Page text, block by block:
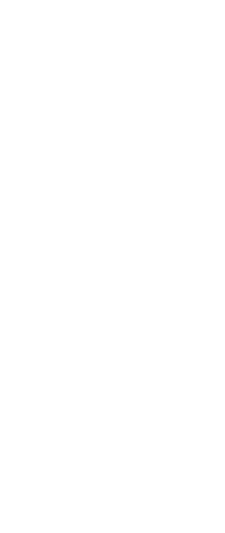
detský bazén, terasa
vlasov, klimatizácia (za
za poplatok.